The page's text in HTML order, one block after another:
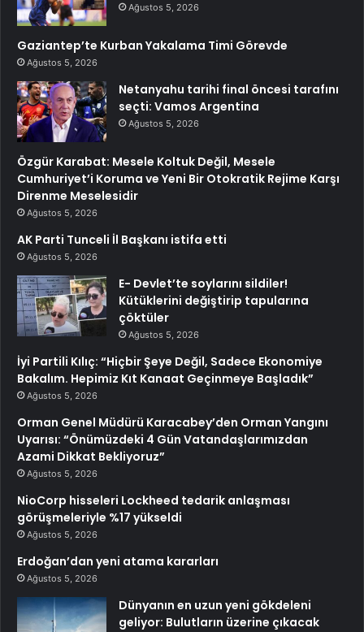
Ağustos 5, 2026
Gaziantep’te Kurban Yakalama Timi Görevde
Ağustos 5, 2026
Netanyahu tarihi final öncesi tarafını
seçti: Vamos Argentina
Ağustos 5, 2026
Özgür Karabat: Mesele Koltuk Değil, Mesele
Cumhuriyet’i Koruma ve Yeni Bir Otokratik Rejime Karşı
Direnme Meselesidir
Ağustos 5, 2026
AK Parti Tunceli İl Başkanı istifa etti
Ağustos 5, 2026
E- Devlet’te soylarını sildiler!
Kütüklerini değiştirip tapularına
çöktüler
Ağustos 5, 2026
İyi Partili Kılıç: “Hiçbir Şeye Değil, Sadece Ekonomiye
Bakalım. Hepimiz Kıt Kanaat Geçinmeye Başladık”
Ağustos 5, 2026
Orman Genel Müdürü Karacabey’den Orman Yangını
Uyarısı: “Önümüzdeki 4 Gün Vatandaşlarımızdan
Azami Dikkat Bekliyoruz”
Ağustos 5, 2026
NioCorp hisseleri Lockheed tedarik anlaşması
görüşmeleriyle %17 yükseldi
Ağustos 5, 2026
Erdoğan’dan yeni atama kararları
Ağustos 5, 2026
Dünyanın en uzun yeni gökdeleni
geliyor: Bulutların üzerine çıkacak